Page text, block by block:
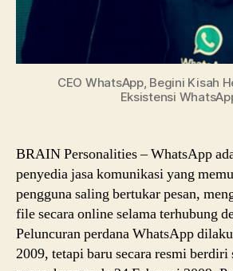
CEO WhatsApp, Begini Kisah
Eksistensi
BRAIN Personalities – WhatsApp
penyedia jasa komunikasi yang
pengguna saling bertukar pesan,
file secara online selama terhubung
Peluncuran perdana WhatsApp
2009, tetapi baru secara resmi berdiri